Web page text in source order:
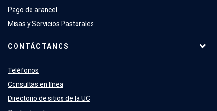
Pago de arancel
Misas y Servicios Pastorales
CONTÁCTANOS
Teléfonos
Consultas en línea
Directorio de sitios de la UC